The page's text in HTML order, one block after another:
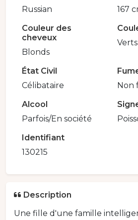
Russian
167
Couleur des
cheveux
Blonds
Verts
État Civil
Célibataire
Non
Alcool
Parfois/En société
Identifiant
130215
Description
Une fille d'une famille